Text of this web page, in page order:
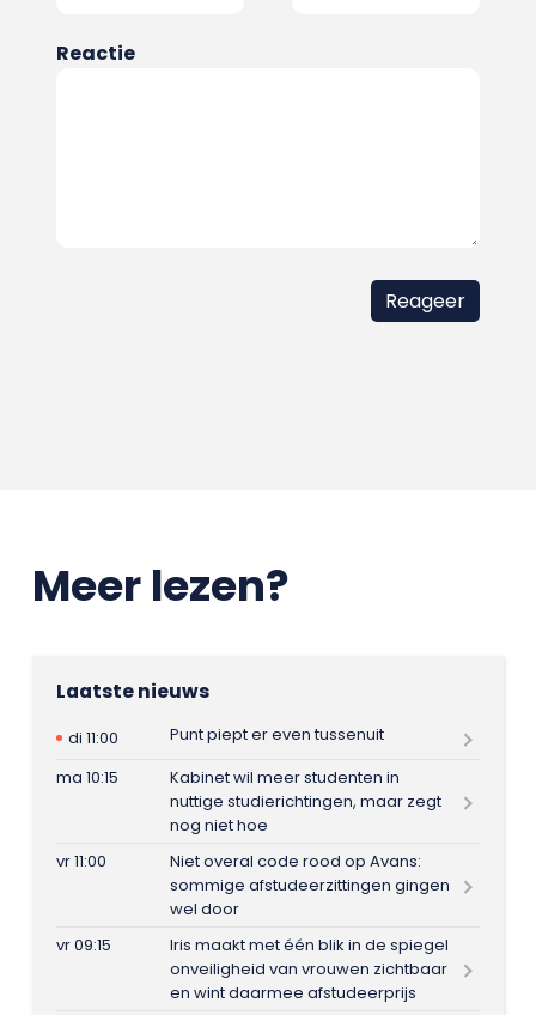
Reactie
Meer lezen?
Laatste nieuws
di 11:00
Punt piept er even tussenuit
ma 10:15
Kabinet wil meer studenten in
nuttige studierichtingen, maar zegt
nog niet hoe
vr 11:00
Niet overal code rood op Avans:
sommige afstudeerzittingen gingen
wel door
vr 09:15
Iris maakt met één blik in de spiegel
onveiligheid van vrouwen zichtbaar
en wint daarmee afstudeerprijs